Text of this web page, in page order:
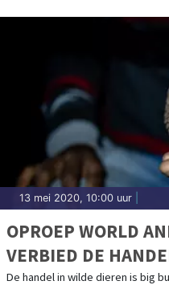
13 mei 2020, 10:00 uur
OPROEP WORLD
VERBIED DE
De handel in wilde dieren is big